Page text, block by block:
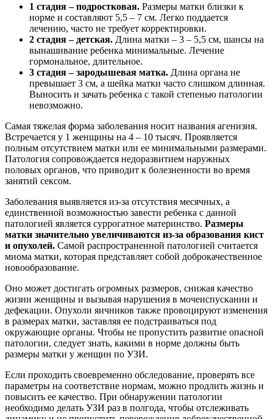
1 стадия – подростковая. Размеры матки близки к
норме и составляют 5,5 – 7 см. Легко поддается
лечению, часто не требует корректировки.
2 стадия – детская. Длина матки – 3 – 5,5 см, шансы на
вынашивание ребенка минимальные. Лечение
гормональное, длительное.
3 стадия – зародышевая матка. Длина органа не
превышает 3 см, а шейка матки часто слишком длинная.
Выносить и зачать ребенка с такой степенью патологии
невозможно.
Самая тяжелая форма заболевания носит названия агенизия.
Встречается у 1 женщины на 4 – 10 тысяч. Проявляется
полным отсутствием матки или ее минимальными размерами.
Патология сопровождается недоразвитием наружных
половых органов, что приводит к болезненности во время
занятий сексом.
Заболевания выявляется из-за отсутствия месячных, а
единственной возможностью завести ребенка с данной
патологией является суррогатное материнство. Размеры
матки значительно увеличиваются из-за образования кист
и опухолей. Самой распространенной патологией считается
миома матки, которая представляет собой доброкачественное
новообразование.
Оно может достигать огромных размеров, снижая качество
жизни женщины и вызывая нарушения в мочеиспускании и
дефекации. Опухоли яичников также провоцируют изменения
в размерах матки, заставляя ее подстраиваться под
окружающие органы. Чтобы не пропустить развитие опасной
патологии, следует знать, какими в норме должны быть
размеры матки у женщин по УЗИ.
Если проходить своевременно обследование, проверять все
параметры на соответствие нормам, можно продлить жизнь и
повысить ее качество. При обнаружении патологии
необходимо делать УЗИ раз в полгода, чтобы отслеживать